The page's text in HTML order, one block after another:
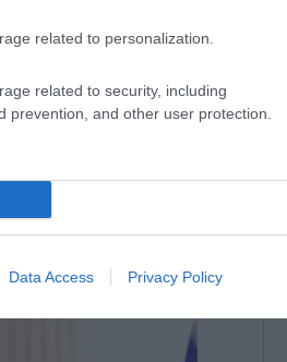
related to personalization.
related to security, including
prevention, and other user protection.
Data Access Privacy Policy
ο μόνος παίκτης στο
με γνώση των
συμφωνία που θα
έναν γενικευμένο
ένα
περιφερειακοί της